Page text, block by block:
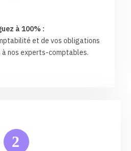
à 100% :
et de vos obligations
nos experts-comptables.
2